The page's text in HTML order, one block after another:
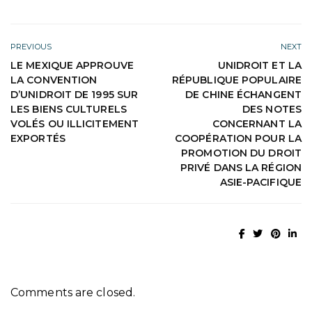
PREVIOUS
LE MEXIQUE APPROUVE
LA CONVENTION
D’UNIDROIT DE 1995 SUR
LES BIENS CULTURELS
VOLÉS OU ILLICITEMENT
EXPORTÉS
NEXT
UNIDROIT ET LA
RÉPUBLIQUE POPULAIRE
DE CHINE ÉCHANGENT
DES NOTES
CONCERNANT LA
COOPÉRATION POUR LA
PROMOTION DU DROIT
PRIVÉ DANS LA RÉGION
ASIE-PACIFIQUE
Comments are closed.